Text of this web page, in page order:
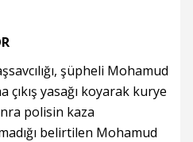
şüpheli Mohamud
çıkış yasağı koyarak kurye
polisin kaza
belirtilen Mohamud